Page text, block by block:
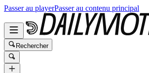
Passer au playerPasser au contenu principal
Rechercher